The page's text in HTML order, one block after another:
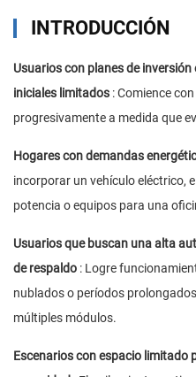
INTRODUCCIÓN
Usuarios con planes de
iniciales limitados : Comience
progresivamente a medida que
Hogares con demandas
incorporar un vehículo eléctrico,
potencia o equipos para una
Usuarios que buscan una alta
de respaldo : Logre
nublados o períodos
múltiples módulos.
Escenarios con espacio limitado